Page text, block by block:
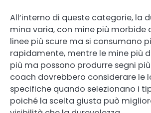
All’interno di queste categorie, la
mina varia, con mine più morbide
linee più scure ma si consumano
rapidamente, mentre le mine più
più ma possono produrre segni
coach dovrebbero considerare le
specifiche quando selezionano i
poiché la scelta giusta può